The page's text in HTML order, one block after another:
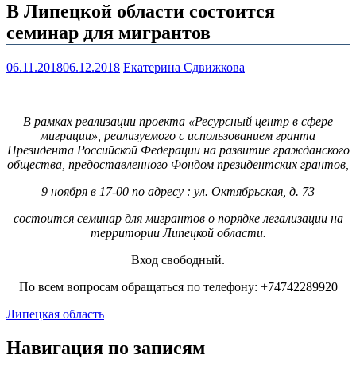
В Липецкой области состоится
семинар для мигрантов
06.11.201806.12.2018 Екатерина Сдвижкова
В рамках реализации проекта «Ресурсный центр в сфере
миграции», реализуемого с использованием гранта
Президента Российской Федерации на развитие гражданского
общества, предоставленного Фондом президентских грантов,
9 ноября в 17-00 по адресу : ул. Октябрьская, д. 73
состоится семинар для мигрантов о порядке легализации на
территории Липецкой области.
Вход свободный.
По всем вопросам обращаться по телефону: +74742289920
Липецкая область
Навигация по записям